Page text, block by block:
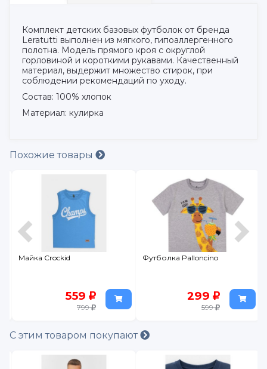
Комплект детских базовых футболок от бренда
Leratutti выполнен из мягкого, гипоаллергенного
полотна. Модель прямого кроя с округлой
горловиной и короткими рукавами. Качественный
материал, выдержит множество стирок, при
соблюдении рекомендаций по уходу.
Состав: 100% хлопок
Материал: кулирка
Похожие товары
Майка Crockid
559
799
Футболка Palloncino
299
599
С этим товаром покупают